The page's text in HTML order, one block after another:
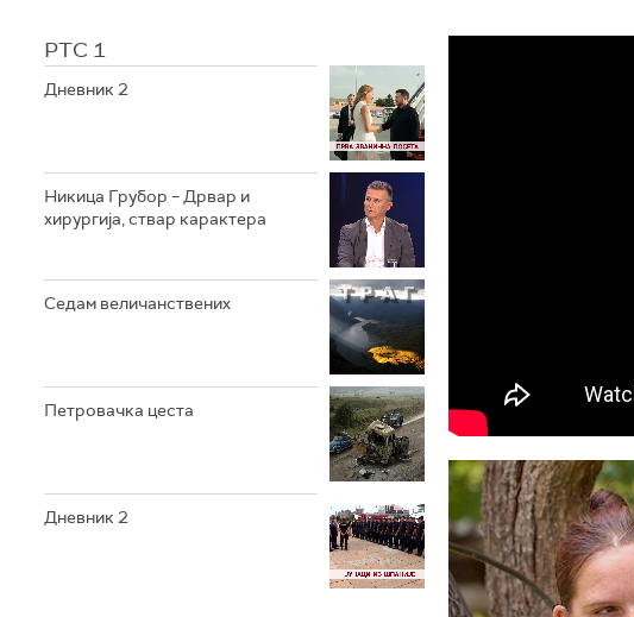
РТС 1
Дневник 2
Никица Грубор – Дрвар и
хирургија, ствар карактера
Седам величанствених
Петровачка цеста
Дневник 2